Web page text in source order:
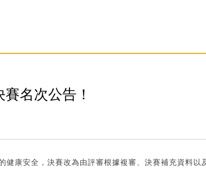
名次公告！
健康安全，決賽改為由評審根據複審、決賽補充資料以